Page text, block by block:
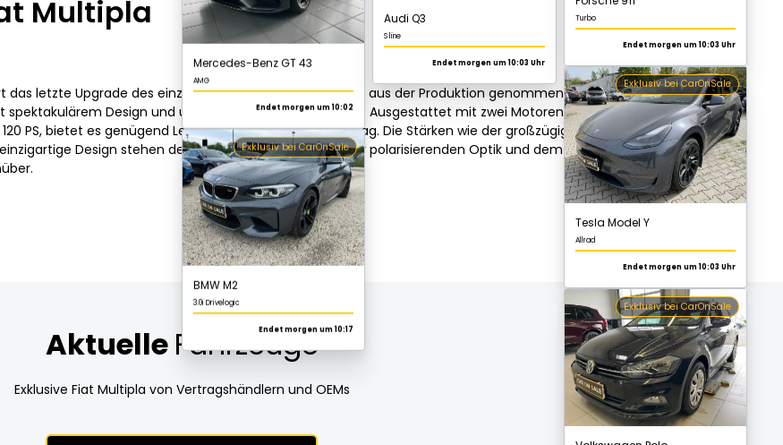
BMW M2
3.0i Drivelogic
Endet morgen um 10:17
Exklusiv bei CarOnSale
Tesla Model Y
Allrad
Endet morgen um 10:03 Uhr
Volkswagen Polo
Comfortline
Endet morgen um 10:03 Uhr
Multipla
das letzte Upgrade des einzigartigen Fahrzeugs, bevor es aus der Produktion genommen wurde. Der
spektakulärem Design und überzeugender Funktionalität. Ausgestattet mit zwei Motorenvariationen,
PS, bietet es genügend Leistung für den Bedarf im Alltag. Die Stärken wie der großzügige
Design stehen den Herausforderungen wie der polarisierenden Optik und dem
Aktuelle Fahrzeuge
Exklusive Fiat Multipla von Vertragshändlern und OEMs